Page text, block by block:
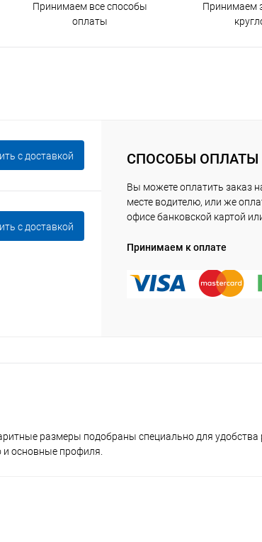
Принимаем все способы
оплаты
Принимаем
c доставкой
c доставкой
СПОСОБЫ ОПЛАТЫ
Вы можете оплатить заказ
месте водителю, или же
офисе банковской картой
Принимаем к оплате
размеры подобраны специально для удобства
и основные профиля.